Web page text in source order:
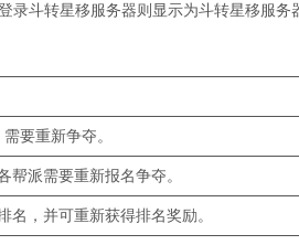
斗转星移服务器则显示为斗转星移服务
要重新争夺。
派需要重新报名争夺。
，并可重新获得排名奖励。